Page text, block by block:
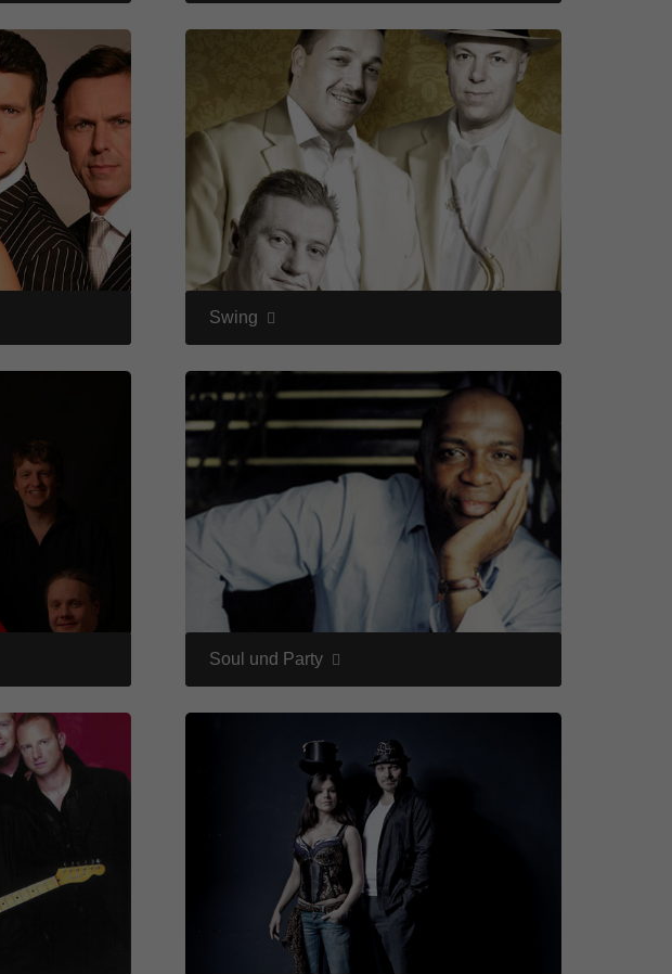
Swing
Soul und Party
Externe Medien
werden standardmäßig blockiert.
der Zugriff auf diese Inhalte
Datenschutzerklärung Impressum